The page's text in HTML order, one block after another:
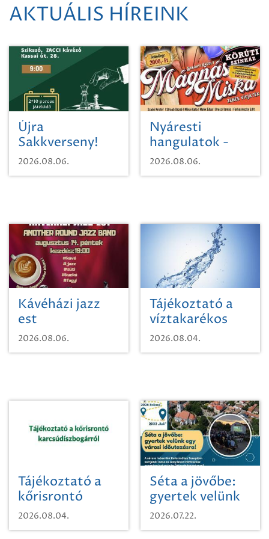
AKTUÁLIS HÍREINK
Újra
Sakkverseny!
2026.08.06.
Nyáresti
hangulatok -
Mágnás Miska
2026.08.06.
Kávéházi jazz
est
2026.08.06.
Tájékoztató a
víztakarékos
vízhasználatról
2026.08.04.
Tájékoztató a
kőrisrontó
karcsúdíszbogárról
2026.08.04.
Séta a jövőbe:
gyertek velünk
egy városi
időutazásra!
2026.07.22.